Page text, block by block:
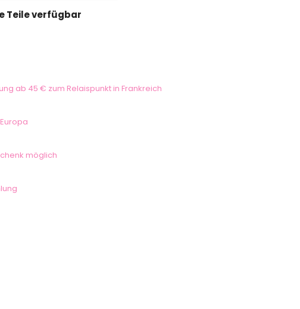
Teile verfügbar
ab 45 € zum Relaispunkt in Frankreich
möglich